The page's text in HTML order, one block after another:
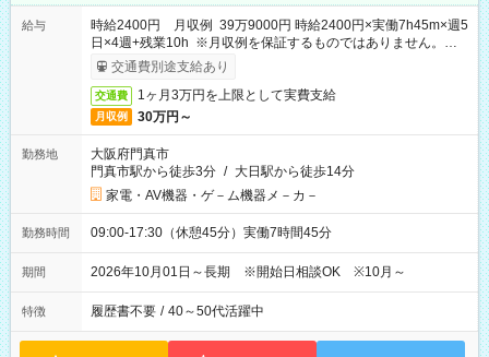
給与
時給2400円 月収例 39万9000円 時給2400円×実働7h45m×週5
日×4週+残業10h ※月収例を保証するものではありません。※給
与即受取りサービス利用可（利用条件有）
交通費別途支給あり
交通費 1ヶ月3万円を上限として実費支給
月収例 30万円～
勤務地
大阪府門真市
門真市駅から徒歩3分 / 大日駅から徒歩14分
家電・AV機器・ゲ－ム機器メ－カ－
勤務時間 09:00-17:30（休憩45分）実働7時間45分
期間 2026年10月01日～長期 ※開始日相談OK ※10月～
特徴 履歴書不要 / 40～50代活躍中